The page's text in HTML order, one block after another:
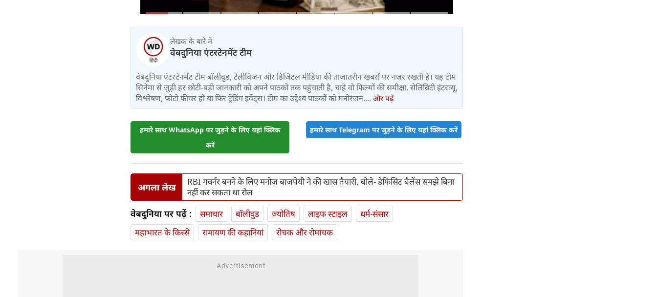
लेखक के बारे में
वेबदुनिया एंटरटेनमेंट टीम
वेबदुनिया एंटरटेनमेंट टीम बॉलीवुड, टेलीविजन और डिजिटल मीडिया की ताजातरीन खबरों पर नज़र रखती है। यह टीम
सिनेमा से जुड़ी हर छोटी-बड़ी जानकारी को अपने पाठकों तक पहुंचाती है, चाहे वो फिल्मों की समीक्षा, सेलिब्रिटी इंटरव्यू,
विश्लेषण, फोटो फीचर हो या फिर ट्रेंडिंग इवेंट्स। टीम का उद्देश्य पाठकों को मनोरंजन.... और पढ़ें
हमारे साथ WhatsApp पर जुड़ने के लिए यहां क्लिक
करें
हमारे साथ Telegram पर जुड़ने के लिए यहां क्लिक करें
अगला लेख
RBI गवर्नर बनने के लिए मनोज बाजपेयी ने की खास तैयारी, बोले- डेफिसिट बैलेंस समझे बिना
नहीं कर सकता था रोल
वेबदुनिया पर पढ़ें : समाचार बॉलीवुड ज्योतिष लाइफ स्‍टाइल
धर्म-संसार
महाभारत के किस्से
रामायण की कहानियां रोचक और रोमांचक